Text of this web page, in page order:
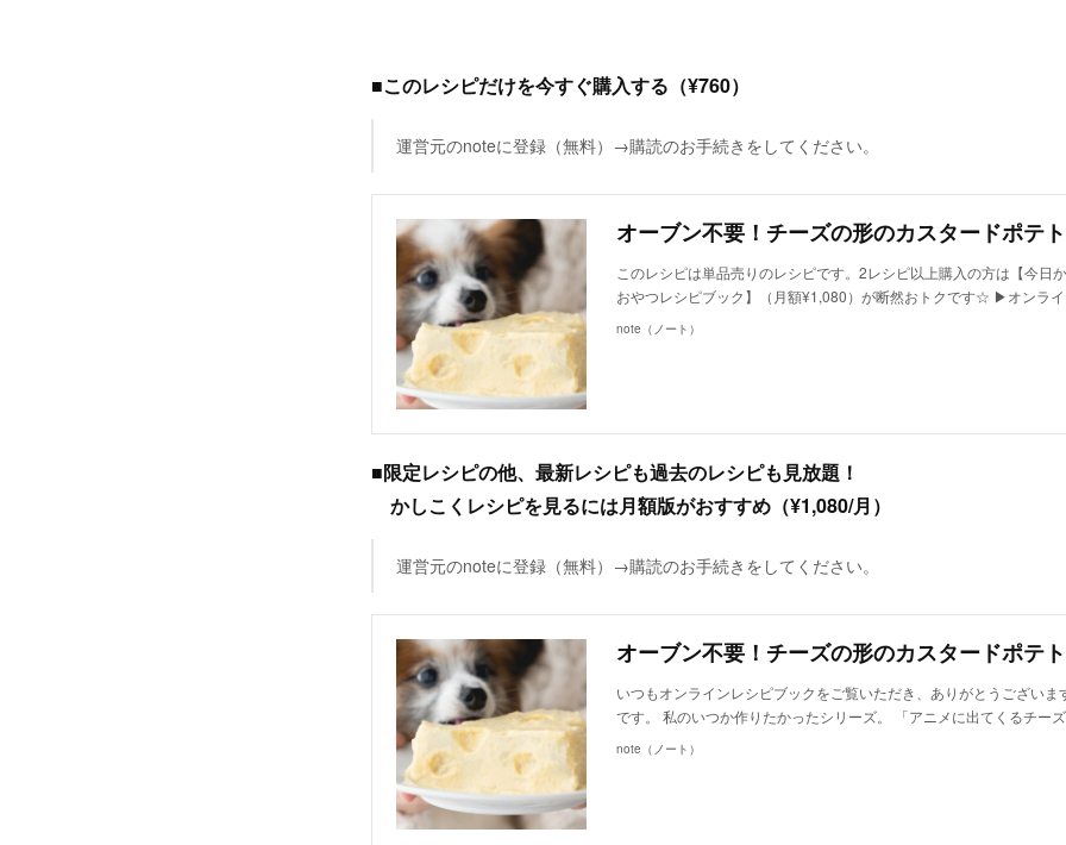
■このレシピだけを今すぐ購入する（¥760）
運営元のnoteに登録（無料）→購読のお手続きをしてください。
このレシピは単品売りのレシピです。2レシピ以上購入の方は【今日
おやつレシピブック】（月額¥1,080）が断然おトクです☆ ▶︎オンラ
note（ノート）
■限定レシピの他、最新レシピも過去のレシピも見放題！
かしこくレシピを見るには月額版がおすすめ（¥1,080/月）
運営元のnoteに登録（無料）→購読のお手続きをしてください。
いつもオンラインレシピブックをご覧いただき、ありがとうござい
です。 私のいつか作りたかったシリーズ。 「アニメに出てくるチー
note（ノート）